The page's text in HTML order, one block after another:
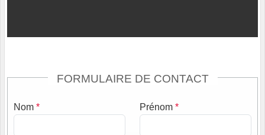
FORMULAIRE DE CONTACT
Nom * Prénom *